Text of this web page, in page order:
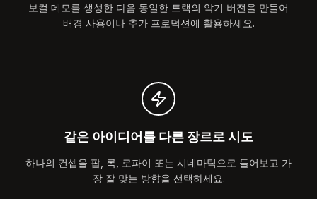
보컬 데모를 생성한 다음 동일한 트랙의 악기 버전을 만들어
배경 사용이나 추가 프로덕션에 활용하세요.
같은 아이디어를 다른 장르로 시도
하나의 컨셉을 팝, 록, 로파이 또는 시네마틱으로 들어보고 가
장 잘 맞는 방향을 선택하세요.